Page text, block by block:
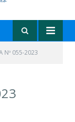
Nº 055-2023